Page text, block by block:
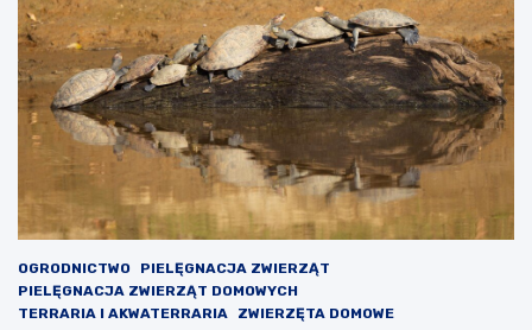
OGRODNICTWO
PIELĘGNACJA ZWIERZĄT
PIELĘGNACJA ZWIERZĄT DOMOWYCH
TERRARIA I AKWATERRARIA
ZWIERZĘTA DOMOWE